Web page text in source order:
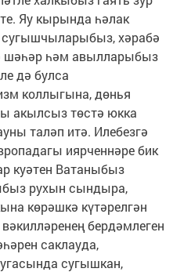
Яу кырында һәлак
сугышчыларыбыз, хәрабә
шәһәр һәм авылларыбыз
дә булса
коллыгына, дөнья
акылсыз төстә юкка
таләп итә. Илебезгә
иярченнәре бик
куәтен Ватаныбыз
рухын сындыра,
көрәшкә күтәрелгән
бердәмлеген
саклауда,
сугышкан,